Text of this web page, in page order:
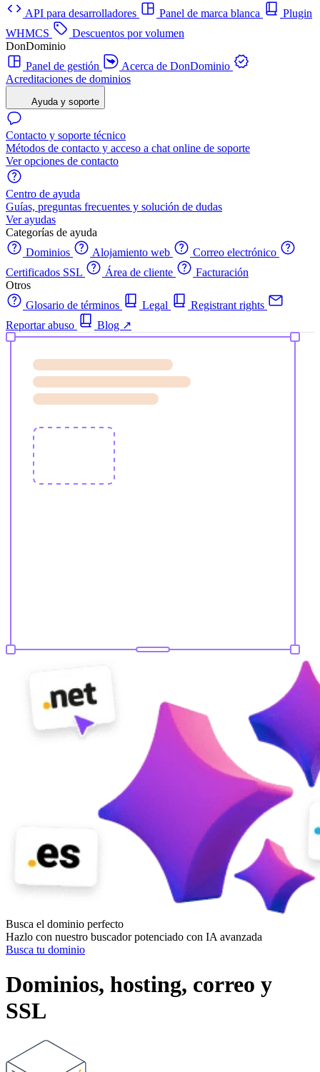
API para desarrolladores
Panel de marca blanca
Plugin
WHMCS
Descuentos por volumen
DonDominio
Panel de gestión
Acerca de DonDominio
Acreditaciones de dominios
Ayuda y soporte
Contacto y soporte técnico
Métodos de contacto y acceso a chat online de soporte
Ver opciones de contacto
Centro de ayuda
Guías, preguntas frecuentes y solución de dudas
Ver ayudas
Categorías de ayuda
Dominios
Alojamiento web
Correo electrónico
Certificados SSL
Área de cliente
Facturación
Otros
Glosario de términos
Legal
Registrant rights
Reportar abuso
Blog ↗
Busca el dominio perfecto
Hazlo con nuestro buscador potenciado con IA avanzada
Busca tu dominio
Dominios, hosting, correo y
SSL